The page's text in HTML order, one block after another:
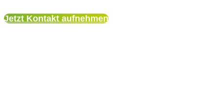
Jetzt Kontakt aufnehmen